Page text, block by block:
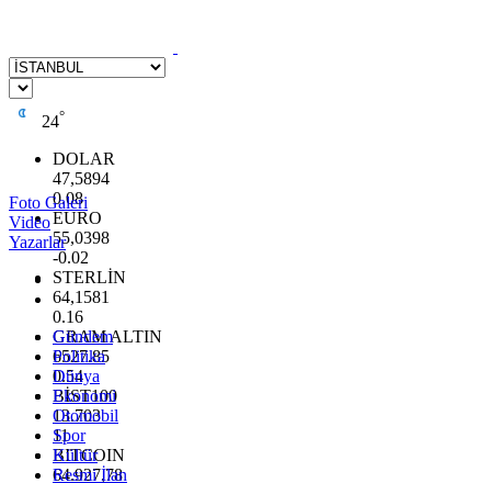
24°
DOLAR
47,5894
0.08
EURO
55,0398
-0.02
STERLİN
64,1581
0.16
GRAM ALTIN
6527.85
0.54
BİST100
13.703
11
BITCOIN
64.927,78
Foto Galeri
Video
Yazarlar
Gündem
Politika
Dünya
Ekonomi
Otomobil
Spor
Kültür
Resmi İlan